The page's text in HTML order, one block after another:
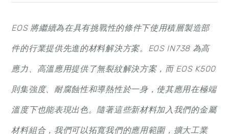
EOS 將繼續為在具有挑戰性的條件下使用積層製造部
件的行業提供先進的材料解決方案。EOS IN738 為高
應力、高溫應用提供了無裂紋解決方案，而 EOS K500
則集強度、耐腐蝕性和導熱性於一身，使其應用在極端
溫度下也能表現出色。隨著這些新材料加入我們的金屬
材料組合，我們可以拓寬我們的應用範圍，擴大工業